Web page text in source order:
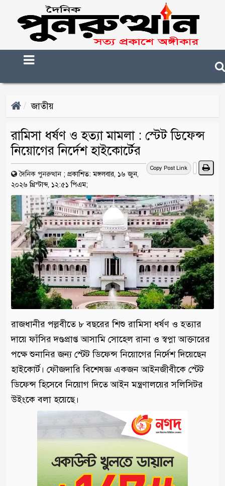
জাতীয়
রামিসা ধর্ষণ ও হত্যা মামলা : স্টেট ডিফেন্স
নিয়োগের নির্দেশ হাইকোর্টের
Copy Post Link
দৈনিক পুনরুত্থান ; প্রকাশিত: মঙ্গলবার, ১৬ জুন,
২০২৬ খ্রিস্টাব্দ, ১২:৫১ পিএম;
রাজধানীর পল্লবীতে ৮ বছরের শিশু রামিসা ধর্ষণ ও হত্যার
দায়ে ফাঁসির দণ্ডপ্রাপ্ত আসামি সোহেল রানা ও স্বপ্না আক্তারের
পক্ষে শুনানির জন্য স্টেট ডিফেন্স নিয়োগের নির্দেশ দিয়েছেন
হাইকোর্ট। ফৌজদারি বিশেষজ্ঞ একজন আইনজীবীকে স্টেট
ডিফেন্স হিসেবে নিয়োগ দিতে আইন মন্ত্রণালয়ের সলিসিটর
উইংকে বলা হয়েছে।